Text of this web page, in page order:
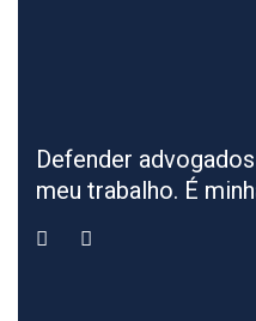
Defender
meu trabalho. É